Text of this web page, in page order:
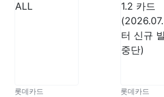
롯데카드 롯데카드